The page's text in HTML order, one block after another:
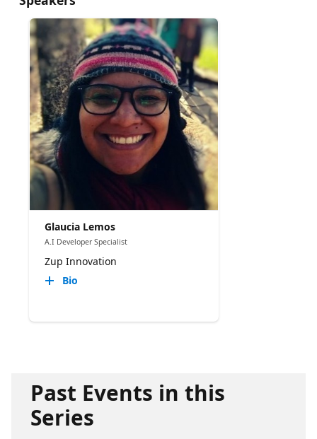
Glaucia Lemos
A.I Developer Specialist
Zup Innovation
Bio
Past Events in this
Series